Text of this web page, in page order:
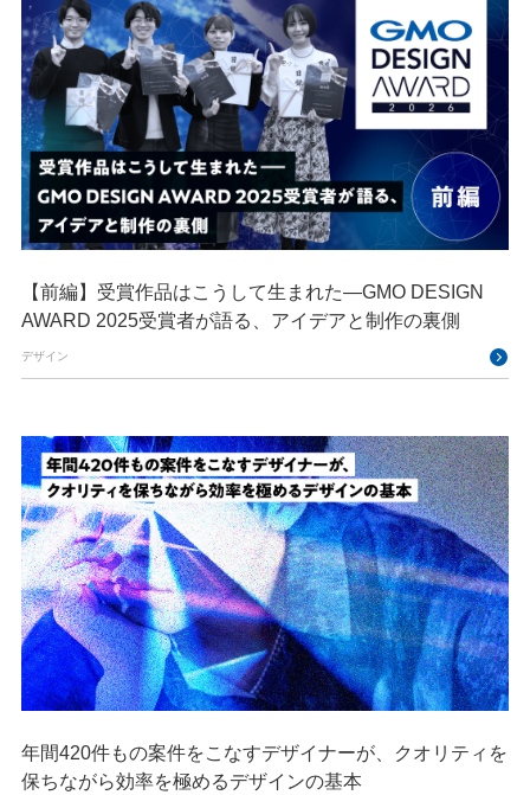
【前編】受賞作品はこうして生まれた—GMO DESIGN
AWARD 2025受賞者が語る、アイデアと制作の裏側
デザイン
年間420件もの案件をこなすデザイナーが、クオリティを
保ちながら効率を極めるデザインの基本